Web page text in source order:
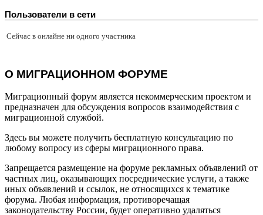
Пользователи в сети
Сейчас в онлайне ни одного участника
О МИГРАЦИОННОМ ФОРУМЕ
Миграционный форум является некоммерческим проектом и
предназначен для обсуждения вопросов взаимодействия с
миграционной службой.
Здесь вы можете получить бесплатную консультацию по
любому вопросу из сферы миграционного права.
Запрещается размещение на форуме рекламных объявлений от
частных лиц, оказывающих посреднические услуги, а также
иных объявлений и ссылок, не относящихся к тематике
форума. Любая информация, противоречащая
законодательству России, будет оперативно удаляться